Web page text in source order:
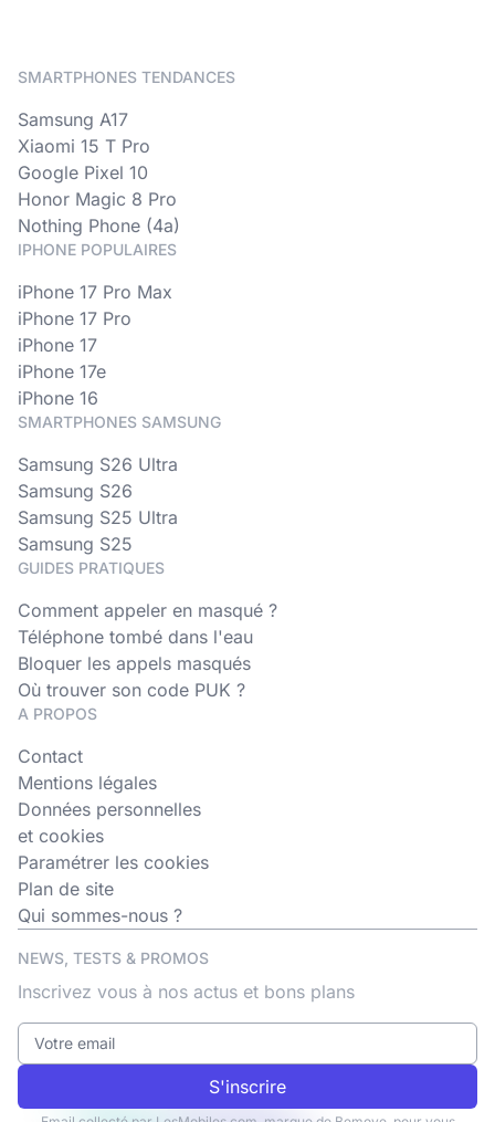
SMARTPHONES TENDANCES
Samsung A17
Xiaomi 15 T Pro
Google Pixel 10
Honor Magic 8 Pro
Nothing Phone (4a)
IPHONE POPULAIRES
iPhone 17 Pro Max
iPhone 17 Pro
iPhone 17
iPhone 17e
iPhone 16
SMARTPHONES SAMSUNG
Samsung S26 Ultra
Samsung S26
Samsung S25 Ultra
Samsung S25
GUIDES PRATIQUES
Comment appeler en masqué ?
Téléphone tombé dans l'eau
Bloquer les appels masqués
Où trouver son code PUK ?
A PROPOS
Contact
Mentions légales
Données personnelles
et cookies
Paramétrer les cookies
Plan de site
Qui sommes-nous ?
NEWS, TESTS & PROMOS
Inscrivez vous à nos actus et bons plans
S'inscrire